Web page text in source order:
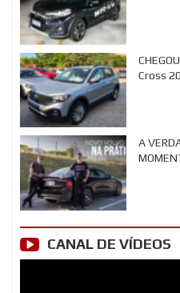
Cross
A
CANAL DE VÍDEOS